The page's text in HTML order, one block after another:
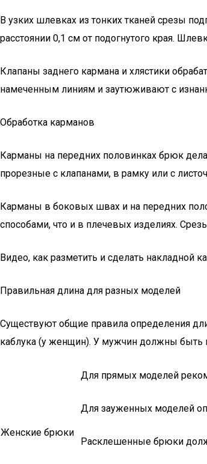
В узких шлевках из тонких тканей срезы
расстоянии 0,1 см от подогнутого края.
Клапаны заднего кармана и хлястики
намеченным линиям и заутюживают с
Обработка карманов
Карманы на передних половинках брюк
прорезные с клапанами, в рамку или с
Карманы в боковых швах и на передних
способами, что и в плечевых изделиях.
Видео, как разметить и сделать накладной
Правильная длина для разных моделей
Существуют общие правила определения
каблука (у женщин). У мужчин должны быть
Женские брюки
Для прямых моделей
Для зауженных моделей
Расклешенные брюки